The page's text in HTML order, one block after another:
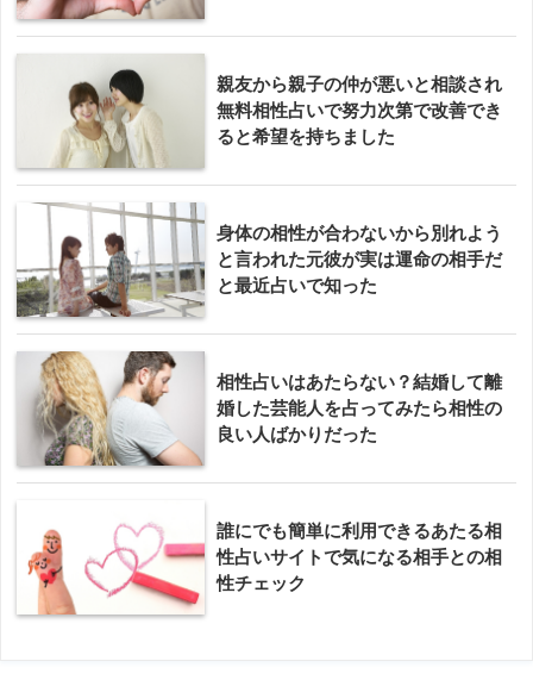
親友から親子の仲が悪いと相談され
無料相性占いで努力次第で改善でき
ると希望を持ちました
身体の相性が合わないから別れよう
と言われた元彼が実は運命の相手だ
と最近占いで知った
相性占いはあたらない？結婚して離
婚した芸能人を占ってみたら相性の
良い人ばかりだった
誰にでも簡単に利用できるあたる相
性占いサイトで気になる相手との相
性チェック